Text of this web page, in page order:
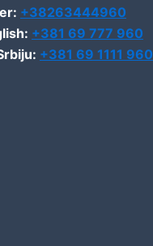
+38263444960
+381 69 777 960
+381 69 1111 960